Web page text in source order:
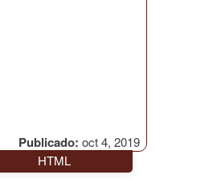
Publicado: oct 4, 2019
HTML